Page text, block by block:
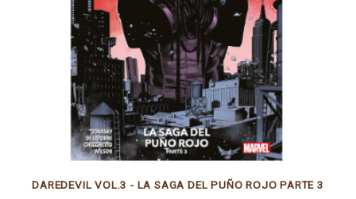
DAREDEVIL VOL.3 - LA SAGA DEL PUÑO ROJO PARTE 3